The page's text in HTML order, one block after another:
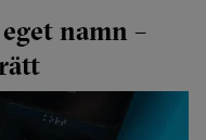
namn –